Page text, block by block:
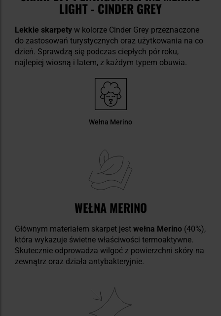
LIGHT - CINDER GREY
Lekkie skarpety w kolorze Cinder Grey przeznaczone
do zastosowań turystycznych oraz użytkowania na co
dzień. Sprawdzą się podczas ciepłych pór roku,
najlepiej wiosną i latem, z każdym typem obuwia.
Wełna Merino
WEŁNA MERINO
Głównym materiałem skarpet jest wełna Merino (40%),
która wykazuje świetne właściwości termoaktywne.
Skutecznie odprowadza wilgoć z powierzchni skóry na
zewnątrz oraz działa antybakteryjnie.